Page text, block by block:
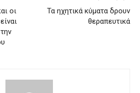
οι
Τα ηχητικά κύματα δρουν
θεραπευτικά